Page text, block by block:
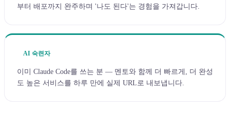
부터 배포까지 완주하며 '나도 된다'는 경험을 가져갑니다.
AI 숙련자
이미 Claude Code를 쓰는 분 — 멘토와 함께 더 빠르게, 더 완성
도 높은 서비스를 하루 만에 실제 URL로 내보냅니다.